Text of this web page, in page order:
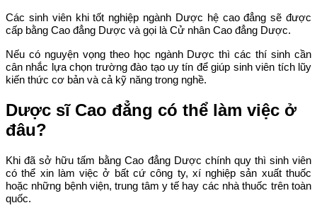
Các sinh viên khi tốt nghiệp ngành Dược hệ cao đẳng sẽ được
cấp bằng Cao đẳng Dược và gọi là Cử nhân Cao đẳng Dược.
Nếu có nguyện vọng theo học ngành Dược thì các thí sinh cần
cân nhắc lựa chọn trường đào tạo uy tín để giúp sinh viên tích lũy
kiến thức cơ bản và cả kỹ năng trong nghề.
Dược sĩ Cao đẳng có thể làm việc ở
đâu?
Khi đã sở hữu tấm bằng Cao đẳng Dược chính quy thì sinh viên
có thể xin làm việc ở bất cứ công ty, xí nghiệp sản xuất thuốc
hoặc những bệnh viện, trung tâm y tế hay các nhà thuốc trên toàn
quốc.